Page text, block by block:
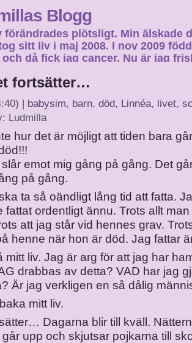
Blogg
förändrades plötsligt. Min älskade
sitt liv i maj 2008. I nov 2009
då fick jag cancer. Nu är jag
fortsätter…
| babysim, barn, död, Linnéa, livet,
Ludmilla
hur det är möjligt att tiden bara
emot mig gång på gång. Det
på gång.
ta så oändligt lång tid att fatta.
fattat ordentligt ännu. Trots allt
att jag står vid hennes grav.
henne när hon är död. Jag fattar
mitt liv. Jag är arg för att jag har
drabbas av detta? VAD har jag
Är jag verkligen en så dålig
mitt liv.
Dagarna blir till kväll.
upp och skjutsar pojkarna till